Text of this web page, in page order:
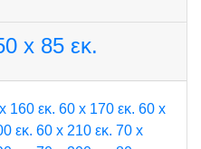
x 85 εκ.
160 εκ. 60 x 170 εκ. 60 x
εκ. 60 x 210 εκ. 70 x